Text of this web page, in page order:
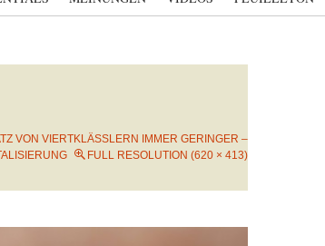
VON VIERTKLÄSSLERN IMMER GERINGER –
FULL RESOLUTION (620 × 413)